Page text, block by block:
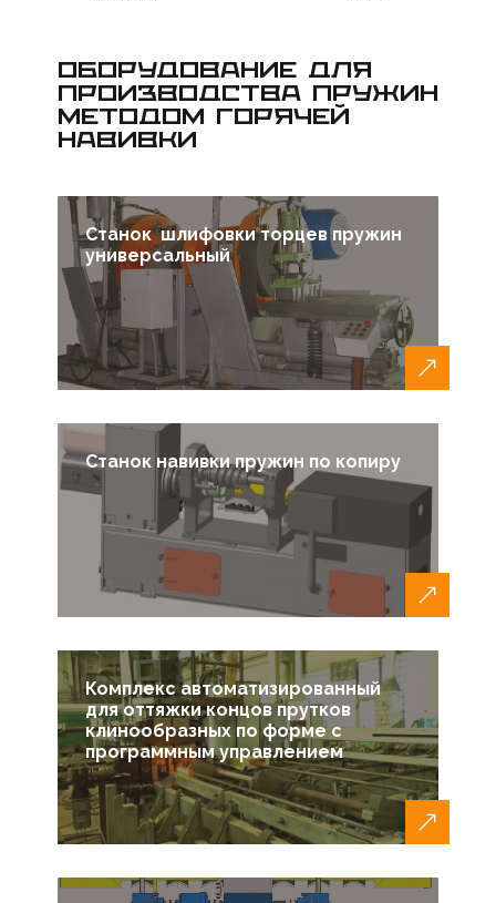
ОБОРУДОВАНИЕ ДЛЯ
ПРОИЗВОДСТВА ПРУЖИН
МЕТОДОМ ГОРЯЧЕЙ
НАВИВКИ
Станок шлифовки торцев пружин
универсальный
Станок навивки пружин по копиру
Комплекс автоматизированный
для оттяжки концов прутков
клинообразных по форме с
программным управлением